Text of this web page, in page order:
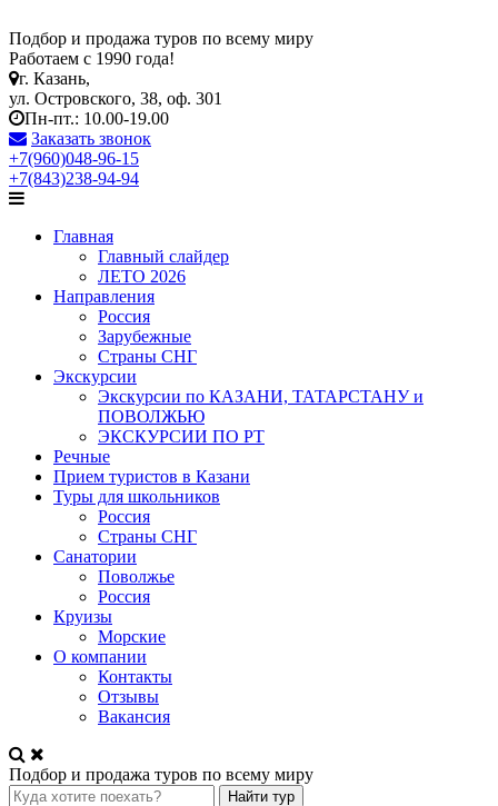
Подбор и продажа туров по всему миру
Работаем с 1990 года!
г. Казань,
ул. Островского, 38, оф. 301
Пн-пт.: 10.00-19.00
Заказать звонок
+7(960)048-96-15
+7(843)238-94-94
Главная
Главный слайдер
ЛЕТО 2026
Направления
Россия
Зарубежные
Страны СНГ
Экскурсии
Экскурсии по КАЗАНИ, ТАТАРСТАНУ и
ПОВОЛЖЬЮ
ЭКСКУРСИИ ПО РТ
Речные
Прием туристов в Казани
Туры для школьников
Россия
Страны СНГ
Санатории
Поволжье
Россия
Круизы
Морские
О компании
Контакты
Отзывы
Вакансия
Подбор и продажа туров по всему миру
Найти тур